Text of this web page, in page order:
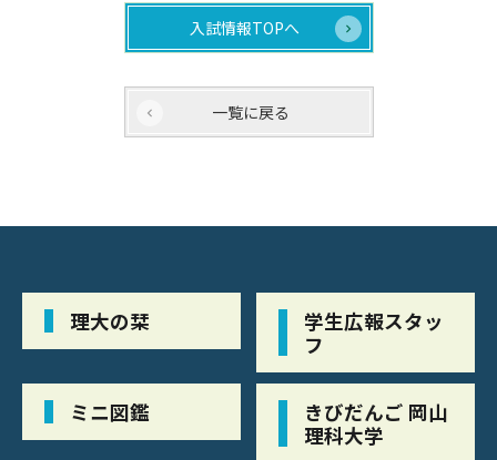
入試情報TOPへ
一覧に戻る
理大の栞
学生広報スタッ
フ
ミニ図鑑
きびだんご 岡山
理科大学